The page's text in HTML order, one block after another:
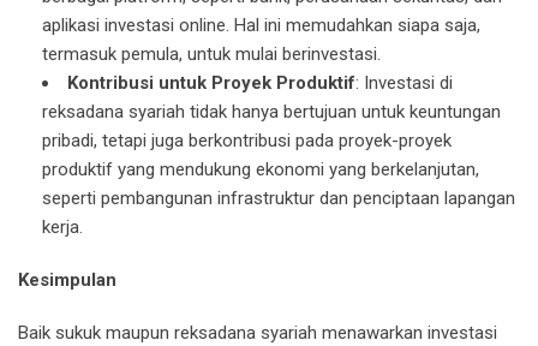
aplikasi investasi online. Hal ini memudahkan siapa saja,
termasuk pemula, untuk mulai berinvestasi.
Kontribusi untuk Proyek Produktif: Investasi di
reksadana syariah tidak hanya bertujuan untuk keuntungan
pribadi, tetapi juga berkontribusi pada proyek-proyek
produktif yang mendukung ekonomi yang berkelanjutan,
seperti pembangunan infrastruktur dan penciptaan lapangan
kerja.
Kesimpulan
Baik sukuk maupun reksadana syariah menawarkan investasi